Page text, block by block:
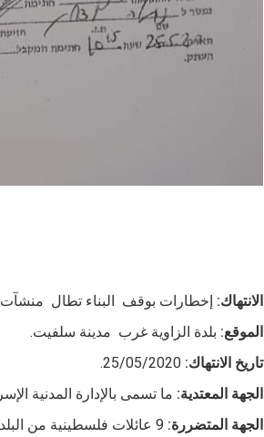
الانتهاك: إخطارات بوقف البناء تطال منشآت
الموقع: بلدة الزاوية غرب مدينة سلفيت.
تاريخ الانتهاك:
الجهة المعتدية: ما تسمى بالإدارة المدنية
الجهة المتضررة: